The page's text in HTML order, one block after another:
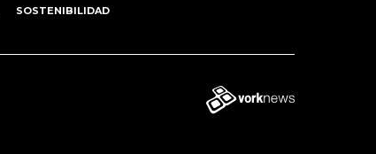
SOSTENIBILIDAD